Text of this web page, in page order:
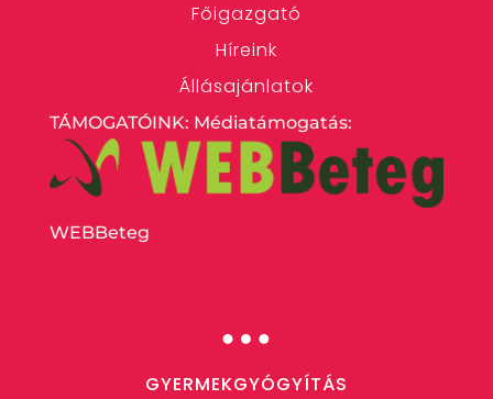
Főigazgató
Híreink
Állásajánlatok
TÁMOGATÓINK: Médiatámogatás:
WEBBeteg
…
GYERMEKGYÓGYÍTÁS